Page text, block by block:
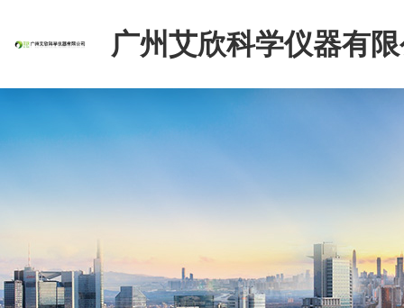
广州艾欣科学仪器有